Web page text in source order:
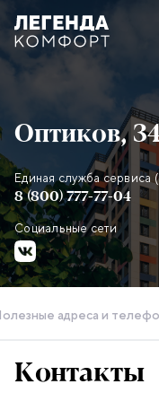
Оптиков,
Контактная
Единая служба сервиса
8 (800) 777-77-04
Социальные сети
адреса и
Контакты